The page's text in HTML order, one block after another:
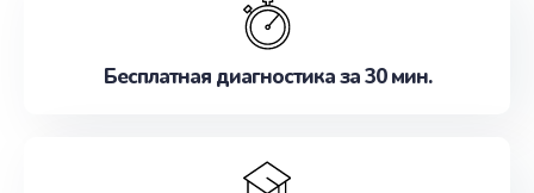
Бесплатная диагностика за 30 мин.